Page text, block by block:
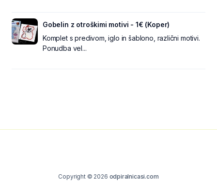
Gobelin z otroškimi motivi - 1€ (Koper)
Komplet s predivom, iglo in šablono, različni motivi.
Ponudba vel...
Copyright © 2026 odpiralnicasi.com